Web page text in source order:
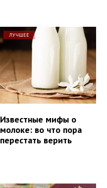
ЛУЧШЕЕ
Известные мифы о
молоке: во что пора
перестать верить